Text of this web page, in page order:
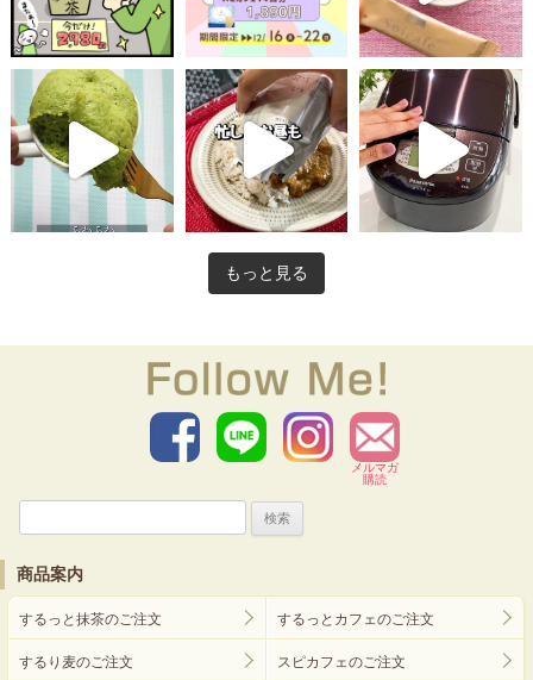
もっと見る
メルマガ
購読
商品案内
するっと抹茶のご注文 するっとカフェのご注文
するり麦のご注文 スピカフェのご注文